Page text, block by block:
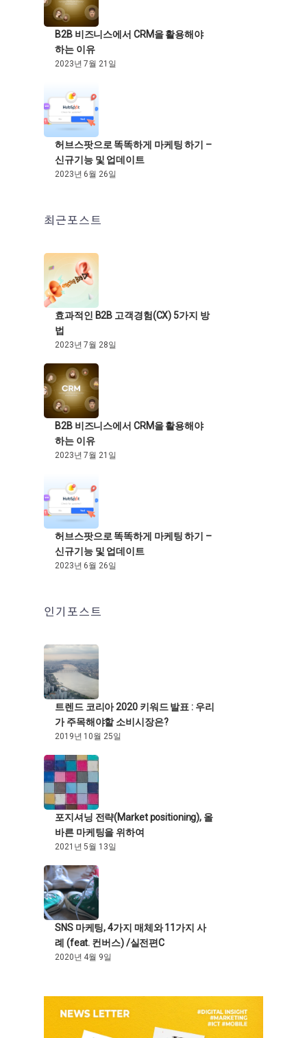
B2B 비즈니스에서 CRM을 활용해야
하는 이유
2023년 7월 21일
허브스팟으로 똑똑하게 마케팅 하기 –
신규기능 및 업데이트
2023년 6월 26일
최근포스트
효과적인 B2B 고객경험(CX) 5가지 방
법
2023년 7월 28일
B2B 비즈니스에서 CRM을 활용해야
하는 이유
2023년 7월 21일
허브스팟으로 똑똑하게 마케팅 하기 –
신규기능 및 업데이트
2023년 6월 26일
인기포스트
트렌드 코리아 2020 키워드 발표 : 우리
가 주목해야할 소비시장은?
2019년 10월 25일
포지셔닝 전략(Market positioning), 올
바른 마케팅을 위하여
2021년 5월 13일
SNS 마케팅, 4가지 매체와 11가지 사
례 (feat. 컨버스) /실전편C
2020년 4월 9일